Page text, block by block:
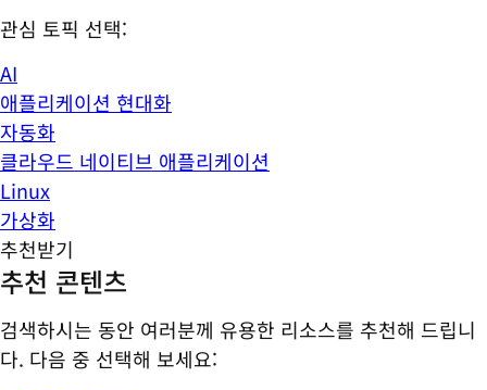
관심 토픽 선택:
AI
애플리케이션 현대화
자동화
클라우드 네이티브 애플리케이션
Linux
가상화
추천받기
추천 콘텐츠
검색하시는 동안 여러분께 유용한 리소스를 추천해 드립니
다. 다음 중 선택해 보세요: